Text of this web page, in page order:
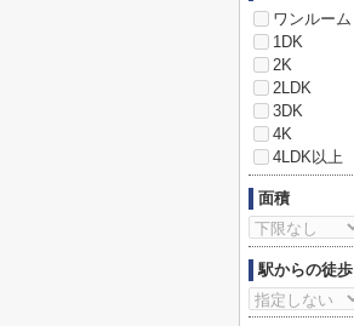
ワンルーム
1DK
2K
2LDK
3DK
4K
4LDK以上
面積
駅からの徒歩